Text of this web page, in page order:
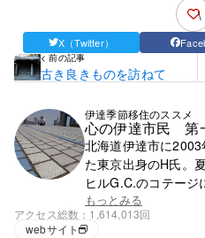
\
X（Twitter）
< 前の記事
古き良きものを訪ねて
伊達季節移住のススメ
心の伊達市民 第
北海道伊達市に
た東京出身のH氏。
ヒルG.C.のコテージ
閉鎖で滞在先を失う
心で徘徊の毎日。
もっとみる
アクセス総数
1,614,013回
webサイト